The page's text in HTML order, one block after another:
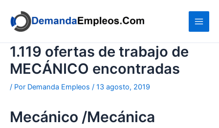
contenido
1.119 ofertas de trabajo de
MECÁNICO encontradas
/ Por Demanda Empleos / 13 agosto, 2019
Mecánico /Mecánica